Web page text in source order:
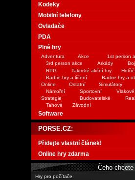
Kodeky
Mobilní telefony
Ovladače
PDA
Plné hry
Adventura Akce
1st person
3rd person akce
Arkády
RPG
Taktické akční hry
Barbie hry a líčení
Barbie hry a
Online
Ostatní Simulátory
Námořní
Sportovní Vlakové
Strategie
Budovatelské
Tahové
Závodní
Software
PORSE.CZ:
Přidejte vlastní článek!
Online hry zdarma
Čeho